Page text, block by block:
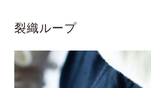
裂織ループ